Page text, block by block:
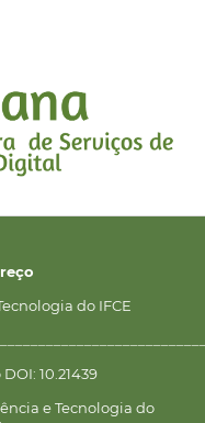
do IFCE
10.21439
e Tecnologia do